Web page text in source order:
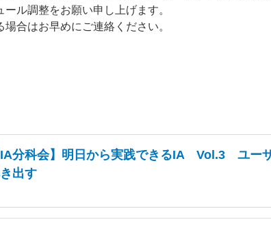
ル調整をお願い申し上げます。
合はお早めにご連絡ください。
IA分科会】明日から実践できるIA Vol.3 ユー
出す